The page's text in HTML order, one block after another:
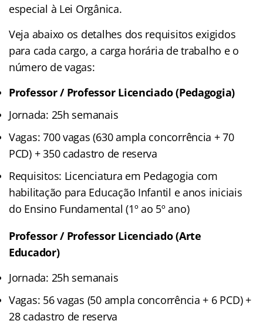
especial à Lei Orgânica.
Veja abaixo os detalhes dos requisitos exigidos
para cada cargo, a carga horária de trabalho e o
número de vagas:
Professor / Professor Licenciado (Pedagogia)
Jornada: 25h semanais
Vagas: 700 vagas (630 ampla concorrência + 70
PCD) + 350 cadastro de reserva
Requisitos: Licenciatura em Pedagogia com
habilitação para Educação Infantil e anos iniciais
do Ensino Fundamental (1º ao 5º ano)
Professor / Professor Licenciado (Arte
Educador)
Jornada: 25h semanais
Vagas: 56 vagas (50 ampla concorrência + 6 PCD) +
28 cadastro de reserva